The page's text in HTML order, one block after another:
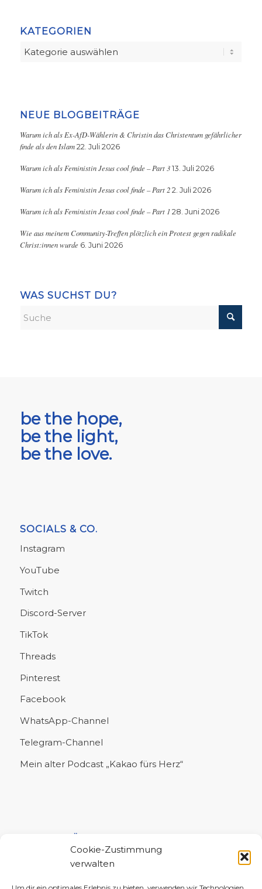
Cookie-Zustimmung
verwalten
KATEGORIEN
Kategorien
NEUE BLOGBEITRÄGE
Warum ich als Ex-AfD-Wählerin & Christin das Christentum gefährlicher
finde als den Islam 22. Juli 2026
Warum ich als Feministin Jesus cool finde – Part 3 13. Juli 2026
Warum ich als Feministin Jesus cool finde – Part 2 2. Juli 2026
Warum ich als Feministin Jesus cool finde – Part 1 28. Juni 2026
Wie aus meinem Community-Treffen plötzlich ein Protest gegen radikale
Christ:innen wurde 6. Juni 2026
WAS SUCHST DU?
be the hope,
be the light,
be the love.
SOCIALS & CO.
Instagram
YouTube
Twitch
Discord-Server
TikTok
Threads
Pinterest
Facebook
WhatsApp-Channel
Telegram-Channel
Mein alter Podcast „Kakao fürs Herz“